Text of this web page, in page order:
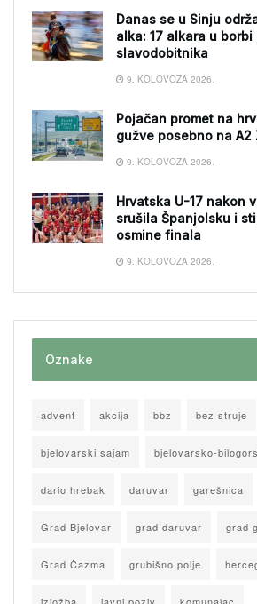
Danas se u Sinju
alka: 17 alkara u
slavodobitnika
9. KOLOVOZA 2026.
Pojačan promet na
gužve posebno na A2
9. KOLOVOZA 2026.
Hrvatska U-17 nakon
srušila Španjolsku i
osmine finala
9. KOLOVOZA 2026.
Oznake
advent akcija bbz bez struje
bjelovarski sajam bjelovarsko-
dario hrebak daruvar garešnica
Grad Bjelovar grad daruvar grad
Grad Čazma grubišno polje